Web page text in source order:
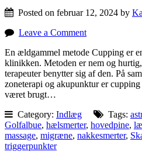
Posted on februar 12, 2024 by
Leave a Comment
En ældgammel metode Cupping er
klinikken. Metoden er nem og
terapeuter benytter sig af den. På
zoneterapi og akupunktur er
været brugt…
Category: Indlæg Tags:
Golfalbue, hælsmerter, hovedpine,
massage, migræne, nakkesmerter,
triggerpunkter